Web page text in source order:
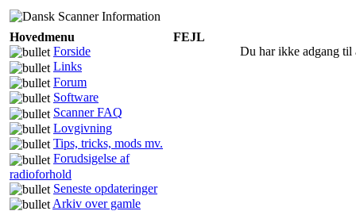
Hovedmenu
Forside
Links
Forum
Software
Scanner FAQ
Lovgivning
Tips, tricks, mods mv.
Forudsigelse af
radioforhold
Seneste opdateringer
Arkiv over gamle
FEJL
Du har ikke adgang til